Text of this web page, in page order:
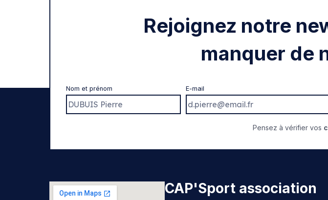
Rejoignez notre
manquer de
Nom et prénom E-mail
Pensez à vérifier vos
CAP'Sport association